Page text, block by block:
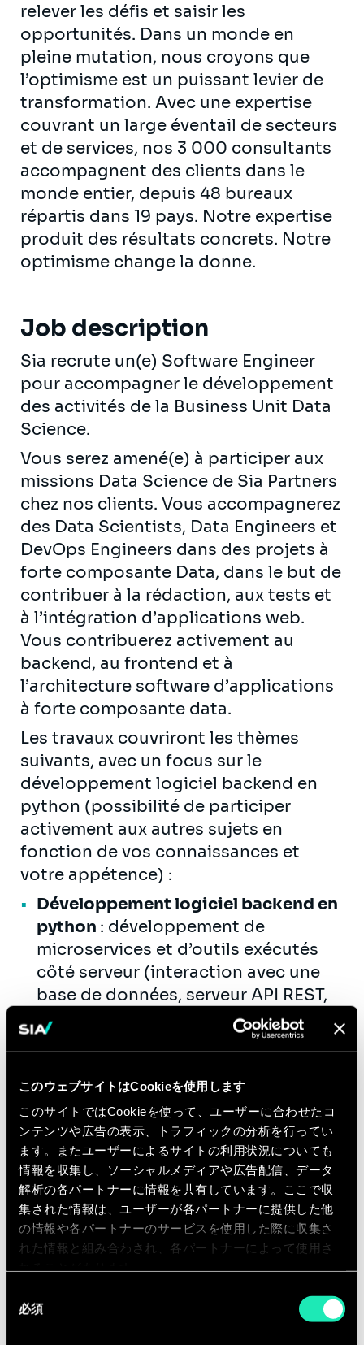
このウェブサイトはCookieを使用します
このサイトではCookieを使って、ユーザーに合わせたコ
ンテンツや広告の表示、トラフィックの分析を行ってい
ます。またユーザーによるサイトの利用状況についても
情報を収集し、ソーシャルメディアや広告配信、データ
解析の各パートナーに情報を共有しています。ここで収
集された情報は、ユーザーが各パートナーに提供した他
の情報や各パートナーのサービスを使用した際に収集さ
れた情報と組み合わされ、各パートナーによって使用さ
必須
relever les défis et saisir les
opportunités. Dans un monde en
pleine mutation, nous croyons que
l’optimisme est un puissant levier de
transformation. Avec une expertise
couvrant un large éventail de secteurs
et de services, nos 3 000 consultants
accompagnent des clients dans le
monde entier, depuis 48 bureaux
répartis dans 19 pays. Notre expertise
produit des résultats concrets. Notre
optimisme change la donne.
Job description
Sia recrute un(e) Software Engineer
pour accompagner le développement
des activités de la Business Unit Data
Science.
Vous serez amené(e) à participer aux
missions Data Science de Sia Partners
chez nos clients. Vous accompagnerez
des Data Scientists, Data Engineers et
DevOps Engineers dans des projets à
forte composante Data, dans le but de
contribuer à la rédaction, aux tests et
à l’intégration d’applications web.
Vous contribuerez activement au
backend, au frontend et à
l’architecture software d’applications
à forte composante data.
Les travaux couvriront les thèmes
suivants, avec un focus sur le
développement logiciel backend en
python (possibilité de participer
activement aux autres sujets en
fonction de vos connaissances et
votre appétence) :
Développement logiciel backend en
python : développement de
microservices et d’outils exécutés
côté serveur (interaction avec une
base de données, serveur API REST,
authentification, ...)
Docker
développement local et pour la
production
Intégration continue: gestion de
l'intégration continue de logiciels
(rédaction de tests, build
d’artefacts, …)
Qualifications
Vous avez une formation en École
d'Ingénieur ou une
formation de haut